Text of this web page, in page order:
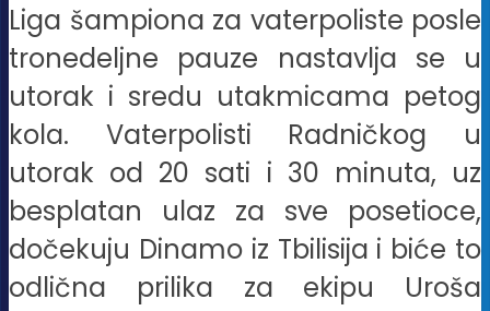
Liga šampiona za vaterpoliste posle
tronedeljne pauze nastavlja se u
utorak i sredu utakmicama petog
kola. Vaterpolisti Radničkog u
utorak od 20 sati i 30 minuta, uz
besplatan ulaz za sve posetioce,
dočekuju Dinamo iz Tbilisija i biće to
odlična prilika za ekipu Uroša